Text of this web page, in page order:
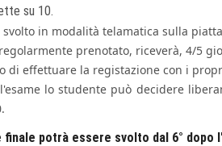
su 10.
svolto in modalità telamatica sulla
prenotato, riceverà, 4/5
di effettuare la registazione con i
lo studente può decidere
finale potrà essere svolto dal 6°